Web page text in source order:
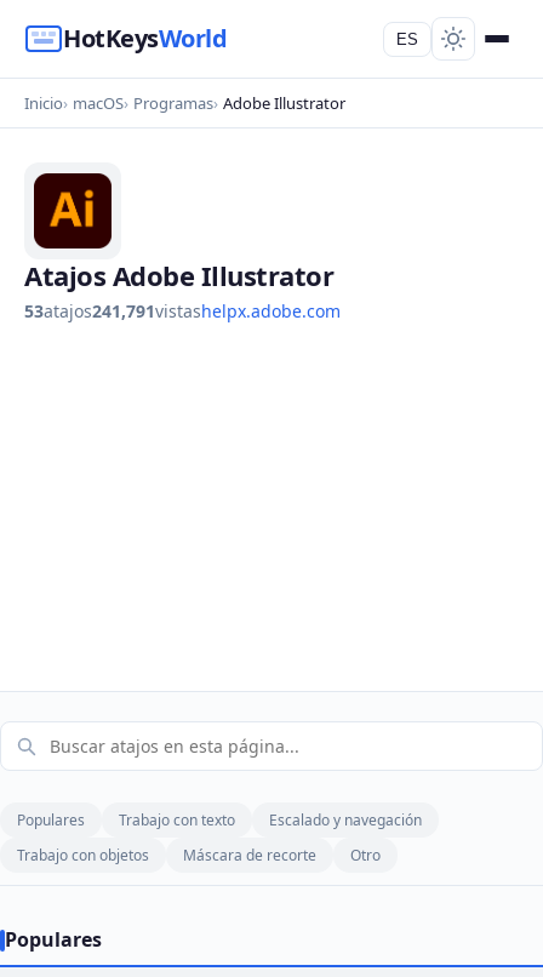
HotKeysWorld ES
Inicio macOS Programas Adobe Illustrator
Atajos Adobe Illustrator
53atajos241,791vistashelpx.adobe.com
Populares Trabajo con texto
Escalado y navegación
Trabajo con objetos
Máscara de recorte Otro
Populares